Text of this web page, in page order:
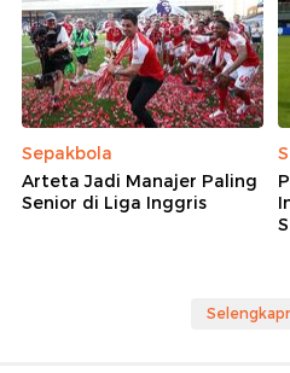
Sepakbola
Arteta Jadi Manajer Paling
Senior di Liga Inggris